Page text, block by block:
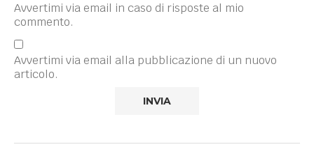
Avvertimi via email in caso di risposte al mio
commento.
Avvertimi via email alla pubblicazione di un nuovo
articolo.